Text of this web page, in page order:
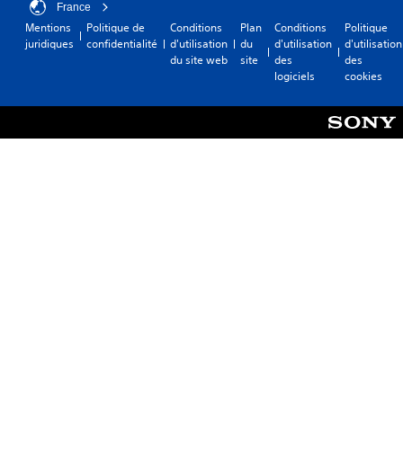
France
Mentions
juridiques
Politique de
confidentialité
Conditions
d'utilisation
du site web
Plan
du
site
Conditions
d'utilisation
des
logiciels
Politique
d'utilisation
des
cookies